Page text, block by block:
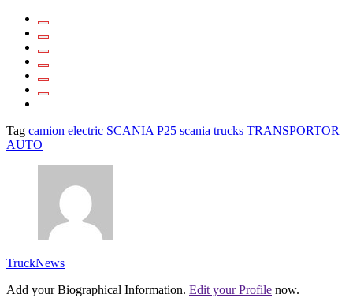
Tag camion electric SCANIA P25 scania trucks TRANSPORTOR
AUTO
TruckNews
Add your Biographical Information. Edit your Profile now.